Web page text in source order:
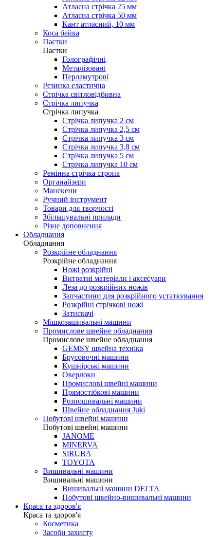
Атласна стрічка 25 мм
Атласна стрічка 50 мм
Кант атласний, 10 мм
Коса бейка
Паєтки
Паєтки
Голографічні
Металізовані
Перламутрові
Резинка еластична
Стрічка світловідбивна
Стрічка липучка
Стрічка липучка
Стрічка липучка 2 см
Стрічка липучка 2,5 см
Стрічка липучка 3 см
Стрічка липучка 3,8 см
Стрічка липучка 5 см
Стрічка липучка 10 см
Ремінна стрічка стропа
Органайзери
Манекени
Ручний інструмент
Товари для творчості
Збільшувальні прилади
Різне доповнення
Обладнання
Обладнання
Розкрійне обладнання
Розкрійне обладнання
Ножі розкрійні
Витратні матеріали і аксесуари
Леза до розкрійних ножів
Запчастини для розкрійного устаткування
Розкрійні стрічкові ножі
Затискачі
Мішкозашивальні машини
Промислове швейне обладнання
Промислове швейне обладнання
GEMSY швейна техніка
Брусовочні машини
Кушнірські машини
Оверлоки
Промислові швейні машини
Прямостібкові машини
Розпошивальні машини
Швейне обладнання Juki
Побутові швейні машини
Побутові швейні машини
JANOME
MINERVA
SIRUBA
TOYOTA
Вишивальні машини
Вишивальні машини
Вишивальні машини DELTA
Побутові швейно-вишивальні машини
Краса та здоров'я
Краса та здоров'я
Косметика
Засоби захисту